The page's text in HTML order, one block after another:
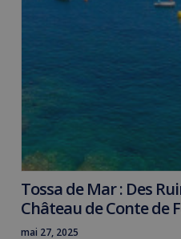
Tossa de Mar : Des
Château de Conte de
mai 27, 2025